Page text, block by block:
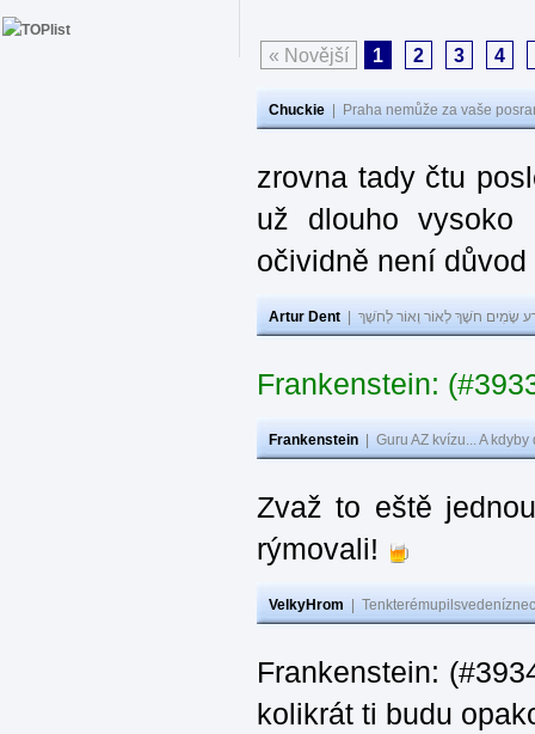
« Novější 1 2 3 4
Chuckie Praha nemůže za vaše
zrovna tady čtu
už dlouho
očividně není
Artur Dent שָׂמִים חֹשֶׁךְ לְאוֹר וְאוֹר לְחֹשֶׁךְ
Frankenstein:
Frankenstein Guru AZ kvízu... A
Zvaž to eště
rýmovali!
VelkyHrom
Frankenstein:
kolikrát ti budu